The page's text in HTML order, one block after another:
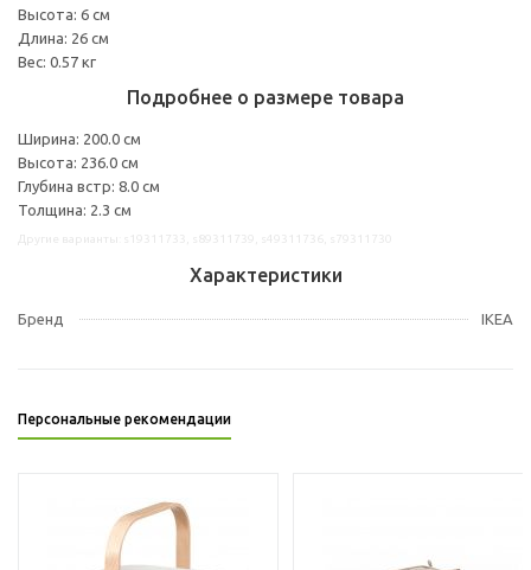
Высота: 6 см
Длина: 26 см
Вес: 0.57 кг
Подробнее о размере товара
Ширина: 200.0 см
Высота: 236.0 см
Глубина встр: 8.0 см
Толщина: 2.3 см
Характеристики
Бренд IKEA
Персональные рекомендации